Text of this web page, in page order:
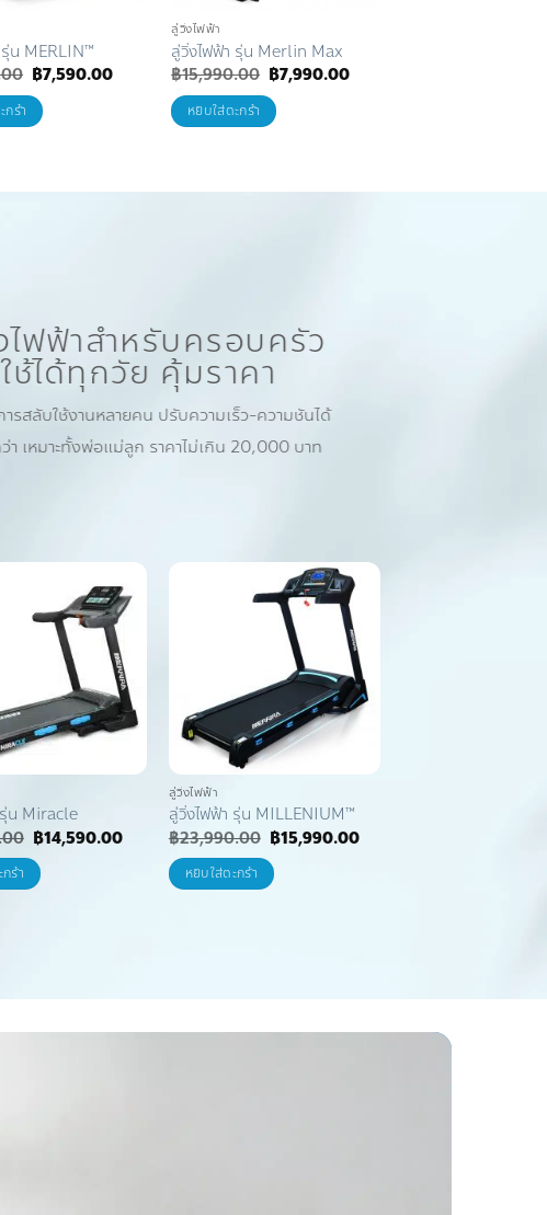
น MERLIN™
Original
price
was:
฿15,190.00.
฿7,590.00Current
฿7,590.00.
กร้า
ลู่วิ่งไฟฟ้า
ลู่วิ่งไฟฟ้า รุ่น Merlin Max
฿15,990.00 Original
price
was:
฿15,990.00.
฿7,990.00Current
หยิบใส่ตะกร้า
ไฟฟ้าสำหรับครอบครัว
ใช้ได้ทุกวัย คุ้มราคา
รสลับใช้งานหลายคน ปรับความเร็ว-ความชันได้
า เหมาะทั้งพ่อแม่ลูก ราคาไม่เกิน 20,000 บาท
Add to
Wishlist
น Miracle
Original
price
was:
฿29,190.00.
฿14,590.00Current
฿14,590.00.
ร้า
Add to
Wishlist
ลู่วิ่งไฟฟ้า
ลู่วิ่งไฟฟ้า รุ่น MILLENIUM™
฿23,990.00 Original
price
was:
฿23,990.00.
฿15,990.00Current
หยิบใส่ตะกร้า